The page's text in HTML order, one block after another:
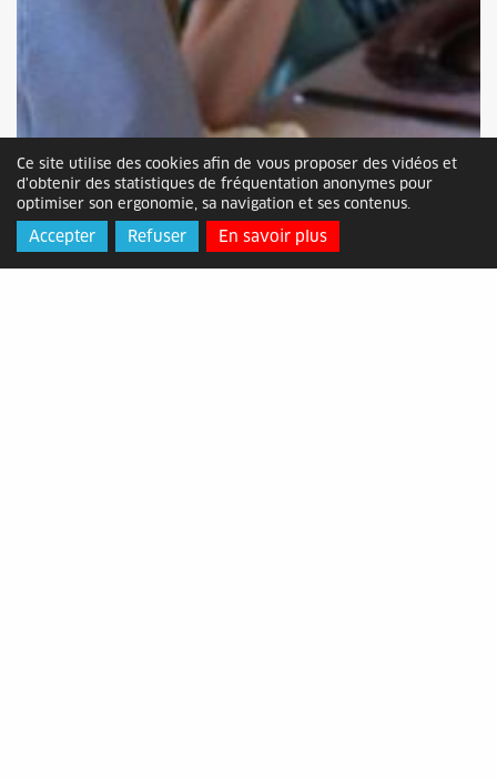
Ce site utilise des cookies afin de vous proposer des vidéos et
d'obtenir des statistiques de fréquentation anonymes pour
optimiser son ergonomie, sa navigation et ses contenus.
Accepter Refuser En savoir plus